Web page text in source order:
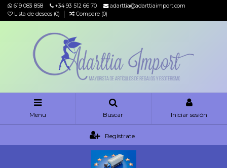
619 083 858 +34 93 512 66 70
adarttia@adarttiaimport.com
Lista de deseos (0) Compare (0)
Menu Buscar Iniciar sesión
Regístrate